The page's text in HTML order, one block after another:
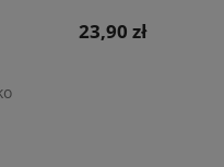
23,90 zł